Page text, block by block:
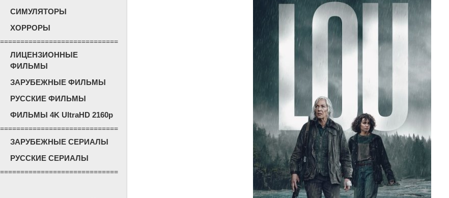
СИМУЛЯТОРЫ
ХОРРОРЫ
=============================
ЛИЦЕНЗИОННЫЕ
ФИЛЬМЫ
ЗАРУБЕЖНЫЕ ФИЛЬМЫ
РУССКИЕ ФИЛЬМЫ
ФИЛЬМЫ 4K UltraHD 2160p
=============================
ЗАРУБЕЖНЫЕ СЕРИАЛЫ
РУССКИЕ СЕРИАЛЫ
=============================